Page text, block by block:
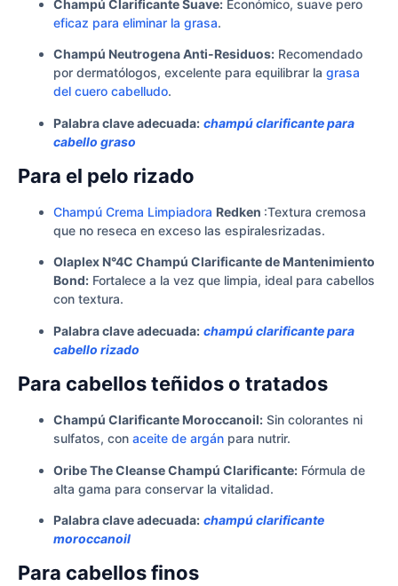
Champú Clarificante Suave: Económico, suave pero
eficaz para eliminar la grasa.
Champú Neutrogena Anti-Residuos: Recomendado
por dermatólogos, excelente para equilibrar la grasa
del cuero cabelludo.
Palabra clave adecuada: champú clarificante para
cabello graso
Para el pelo rizado
Champú Crema Limpiadora Redken :Textura cremosa
que no reseca en exceso las espiralesrizadas.
Olaplex N°4C Champú Clarificante de Mantenimiento
Bond: Fortalece a la vez que limpia, ideal para cabellos
con textura.
Palabra clave adecuada: champú clarificante para
cabello rizado
Para cabellos teñidos o tratados
Champú Clarificante Moroccanoil: Sin colorantes ni
sulfatos, con aceite de argán para nutrir.
Oribe The Cleanse Champú Clarificante: Fórmula de
alta gama para conservar la vitalidad.
Palabra clave adecuada: champú clarificante
moroccanoil
Para cabellos finos